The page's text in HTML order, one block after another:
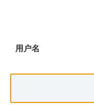
用户名